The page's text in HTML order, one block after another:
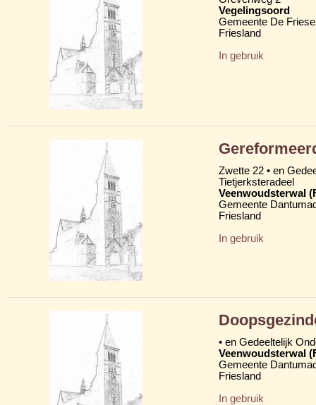
Vegelingsoord
Gemeente De
Friesland
In gebruik
Zwette 22 • en
Tietjerksteradeel
Veenwoudsterwal
Gemeente
Friesland
In gebruik
• en Gedeeltelijk
Veenwoudsterwal
Gemeente
Friesland
In gebruik